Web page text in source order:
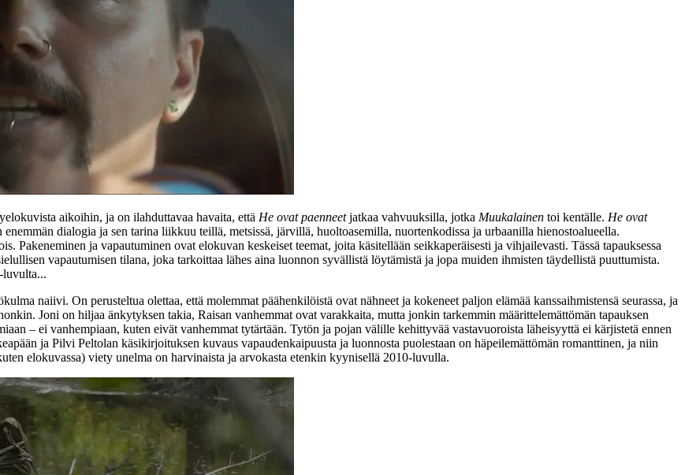
aikoihin, ja on ilahduttavaa havaita, että He ovat paenneetjatkaa vahvuuksilla, jotka Muukalainen toi kentälle. He ovat
dialogia ja sen tarina liikkuu teillä, metsissä, järvillä, huoltoasemilla, nuortenkodissa ja urbaanilla hienostoalueella.
Pakeneminen ja vapautuminen ovat elokuvan keskeiset teemat, joita käsitellään seikkaperäisesti ja vihjailevasti. Tässä tapauksessa
vapautumisen tilana, joka tarkoittaa lähes aina luonnon syvällistä löytämistä ja jopa muiden ihmisten täydellistä puuttumista.
naiivi. On perusteltua olettaa, että molemmat päähenkilöistä ovat nähneet ja kokeneet paljon elämää kanssaihmistensä seurassa, ja
Joni on hiljaa änkytyksen takia, Raisan vanhemmat ovat varakkaita, mutta jonkin tarkemmin määrittelemättömän tapauksen
– ei vanhempiaan, kuten eivät vanhemmat tytärtään. Tytön ja pojan välille kehittyvää vastavuoroista läheisyyttä ei kärjistetä ennen
ja Pilvi Peltolan käsikirjoituksen kuvaus vapaudenkaipuusta ja luonnosta puolestaan on häpeilemättömän romanttinen, ja niin
elokuvassa) viety unelma on harvinaista ja arvokasta etenkin kyynisellä 2010‑luvulla.